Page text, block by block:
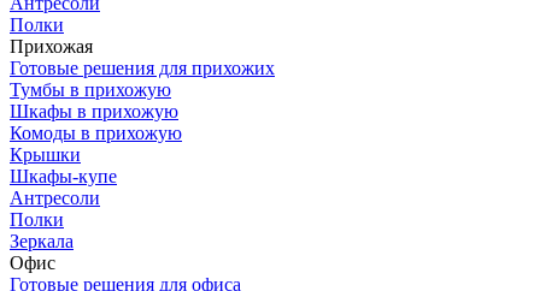
Полки
Прихожая
Готовые решения для прихожих
Тумбы в прихожую
Шкафы в прихожую
Комоды в прихожую
Крышки
Шкафы-купе
Антресоли
Полки
Зеркала
Офис
Готовые решения для офиса